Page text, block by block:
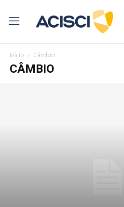
Início Câmbio
CÂMBIO